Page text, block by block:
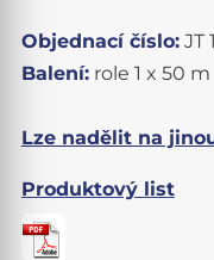
Objednací číslo:JT
Balení:role 1 x 50 m
Lze nadělit na
Produktový list